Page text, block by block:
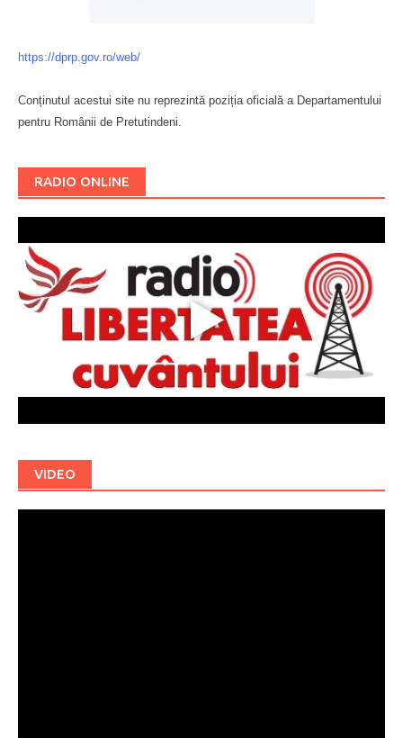
https://dprp.gov.ro/web/
Conținutul acestui site nu reprezintă poziția oficială a Departamentului
pentru Românii de Pretutindeni.
RADIO ONLINE
VIDEO